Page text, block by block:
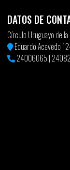
DATOS DE
Círculo Uruguayo de
Eduardo Acevedo
24006065 |